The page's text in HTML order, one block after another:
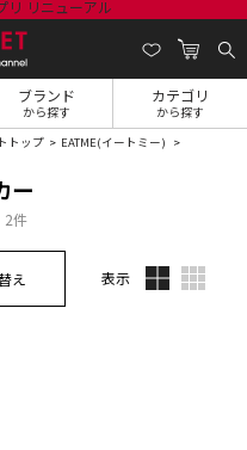
ブランド
から探す
カテゴリ
から探す
トップ EATME(イートミー)
ー
2件
え 表示